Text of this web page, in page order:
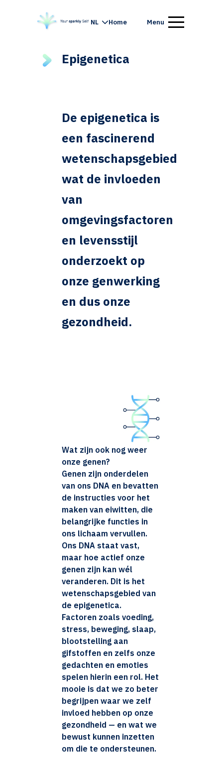
NL Home Menu
Epigenetica
De epigenetica is
een fascinerend
wetenschapsgebied
wat de invloeden
van
omgevingsfactoren
en levensstijl
onderzoekt op
onze genwerking
en dus onze
gezondheid.
Wat zijn ook nog weer
onze genen?
Genen zijn onderdelen
van ons DNA en bevatten
de instructies voor het
maken van eiwitten, die
belangrijke functies in
ons lichaam vervullen.
Ons DNA staat vast,
maar hoe actief onze
genen zijn kan wél
veranderen. Dit is het
wetenschapsgebied van
de epigenetica.
Factoren zoals voeding,
stress, beweging, slaap,
blootstelling aan
gifstoffen en zelfs onze
gedachten en emoties
spelen hierin een rol. Het
mooie is dat we zo beter
begrijpen waar we zelf
invloed hebben op onze
gezondheid — en wat we
bewust kunnen inzetten
om die te ondersteunen.